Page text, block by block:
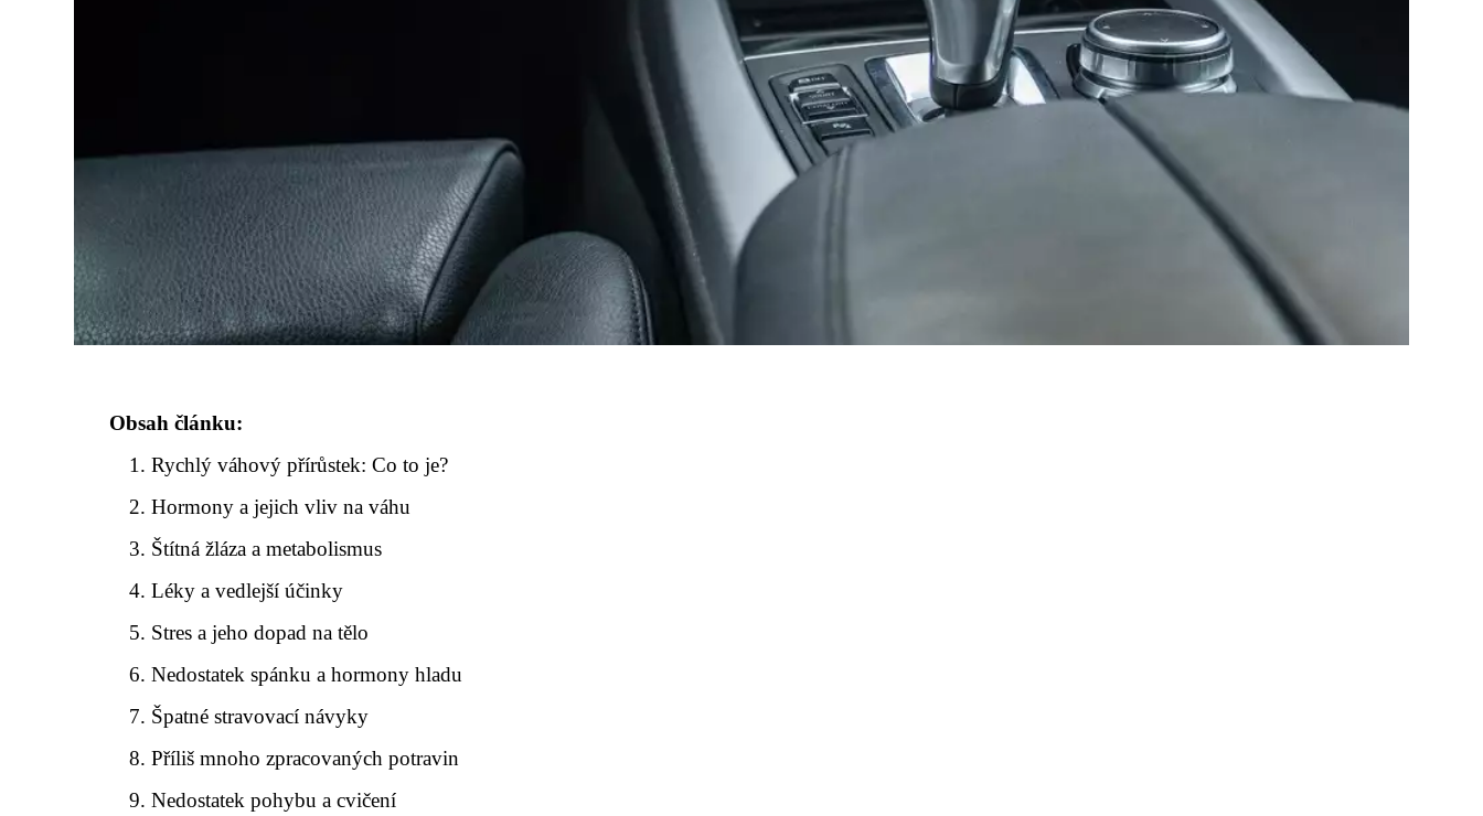
Obsah článku:
Rychlý váhový přírůstek: Co to je?
Hormony a jejich vliv na váhu
Štítná žláza a metabolismus
Léky a vedlejší účinky
Stres a jeho dopad na tělo
Nedostatek spánku a hormony hladu
Špatné stravovací návyky
Příliš mnoho zpracovaných potravin
Nedostatek pohybu a cvičení